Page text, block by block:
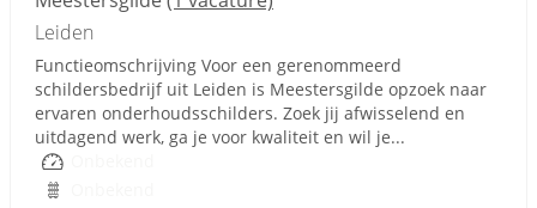
Leiden
Functieomschrijving Voor een gerenommeerd
schildersbedrijf uit Leiden is Meestersgilde opzoek naar
ervaren onderhoudsschilders. Zoek jij afwisselend en
uitdagend werk, ga je voor kwaliteit en wil je...